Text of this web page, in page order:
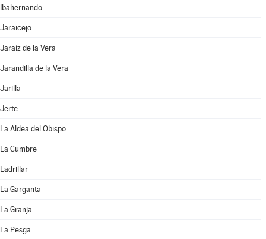
Ibahernando
Jaraicejo
Jaraíz de la Vera
Jarandilla de la Vera
Jarilla
Jerte
La Aldea del Obispo
La Cumbre
Ladrillar
La Garganta
La Granja
La Pesga